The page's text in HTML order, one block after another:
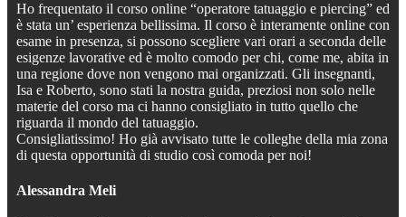
Ho frequentato il corso online “operatore tatuaggio e piercing” ed
è stata un’ esperienza bellissima. Il corso è interamente online con
esame in presenza, si possono scegliere vari orari a seconda delle
esigenze lavorative ed è molto comodo per chi, come me, abita in
una regione dove non vengono mai organizzati. Gli insegnanti,
Isa e Roberto, sono stati la nostra guida, preziosi non solo nelle
materie del corso ma ci hanno consigliato in tutto quello che
riguarda il mondo del tatuaggio.
Consigliatissimo! Ho già avvisato tutte le colleghe della mia zona
di questa opportunità di studio così comoda per noi!
Alessandra Meli